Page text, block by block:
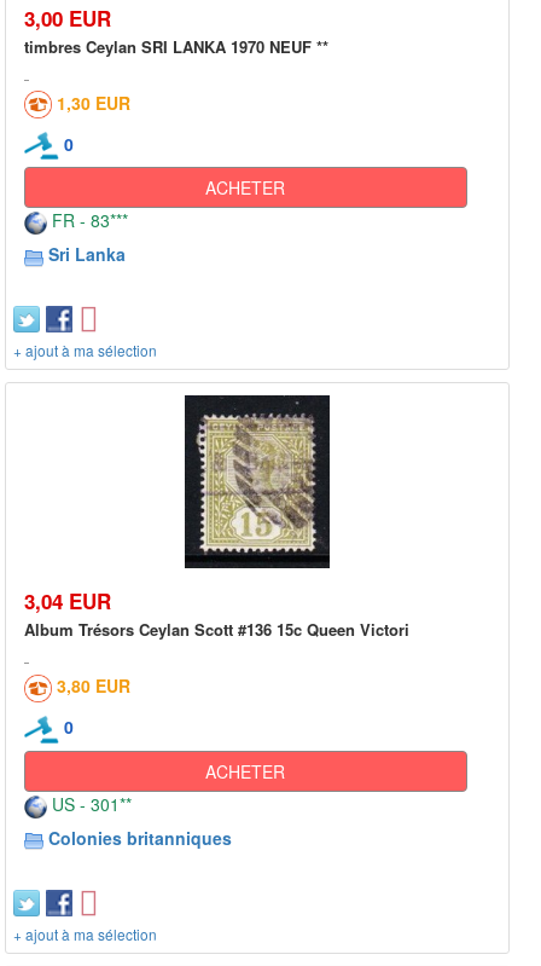
3,00 EUR
timbres Ceylan SRI LANKA 1970 NEUF **
1,30 EUR
0
ACHETER
FR - 83***
Sri Lanka
+ ajout à ma sélection
3,04 EUR
Album Trésors Ceylan Scott #136 15c Queen Victori
3,80 EUR
0
ACHETER
US - 301**
Colonies britanniques
+ ajout à ma sélection